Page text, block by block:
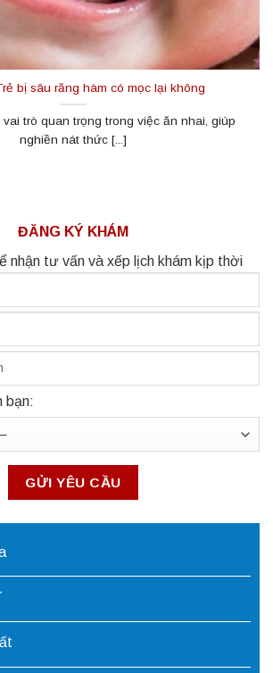
bị sâu răng hàm có mọc lại không
trò quan trọng trong việc ăn nhai, giúp
nghiền nát thức [...]
ĐĂNG KÝ KHÁM
nhận tư vấn và xếp lịch khám kịp thời
bạn: